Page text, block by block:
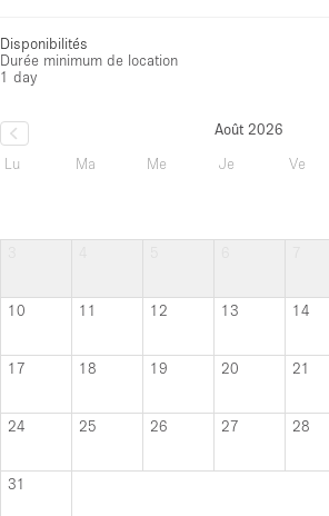
Disponibilités
Durée minimum de location
1 day
Août 2026
Lu
Ma Me Je Ve
10 11 12 13 14
17 18 19 20 21
24 25 26 27 28
31